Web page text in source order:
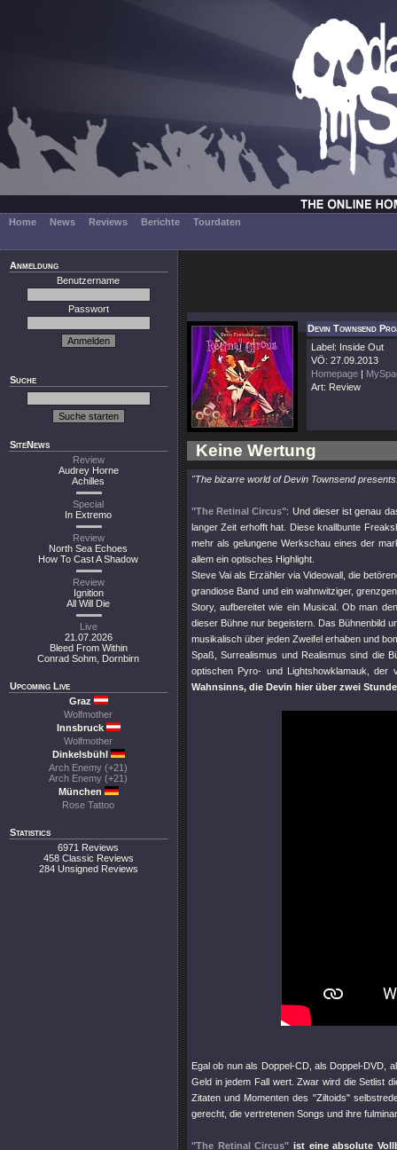
Home News Reviews Berichte Tourdaten
Anmeldung
Benutzername
Passwort
Suche
SiteNews
Review
Audrey Horne
Achilles
Special
In Extremo
Review
North Sea Echoes
How To Cast A Shadow
Review
Ignition
All Will Die
Live
21.07.2026
Bleed From Within
Conrad Sohm, Dornbirn
Upcoming Live
Graz
Wolfmother
Innsbruck
Wolfmother
Dinkelsbühl
Arch Enemy (+21)
Arch Enemy (+21)
München
Rose Tattoo
Statistics
6971 Reviews
458 Classic Reviews
284 Unsigned Reviews
Devin Townsend
Label: Inside Out
VÖ: 27.09.2013
Homepage |
Art: Review
Keine Wertung
"The bizarre world of Devin Townsend
"The Retinal Circus": Und dieser ist genau
langer Zeit erhofft hat. Diese knallbunte
mehr als gelungene Werkschau eines der
allem ein optisches Highlight.
Steve Vai als Erzähler via Videowall, die
grandiose Band und ein wahnwitziger,
Story, aufbereitet wie ein Musical. Ob man
dieser Bühne nur begeistern. Das Bühnenbild
musikalisch über jeden Zweifel erhaben und
Spaß, Surrealismus und Realismus sind die
optischen Pyro- und Lightshowklamauk,
Wahnsinns, die Devin hier über zwei
Egal ob nun als Doppel-CD, als Doppel-DVD,
Geld in jedem Fall wert. Zwar wird die Setlist
Zitaten und Momenten des "Ziltoids"
gerecht, die vertretenen Songs und ihre
"The Retinal Circus" ist eine absolute